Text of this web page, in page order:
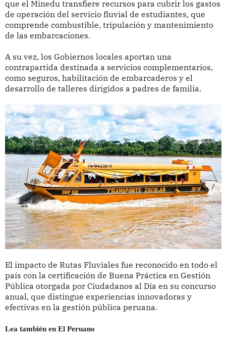
que el Minedu transfiere recursos para cubrir los gastos
de operación del servicio fluvial de estudiantes, que
comprende combustible, tripulación y mantenimiento
de las embarcaciones.
A su vez, los Gobiernos locales aportan una
contrapartida destinada a servicios complementarios,
como seguros, habilitación de embarcaderos y el
desarrollo de talleres dirigidos a padres de familia.
El impacto de Rutas Fluviales fue reconocido en todo el
país con la certificación de Buena Práctica en Gestión
Pública otorgada por Ciudadanos al Día en su concurso
anual, que distingue experiencias innovadoras y
efectivas en la gestión pública peruana.
Lea también en El Peruano